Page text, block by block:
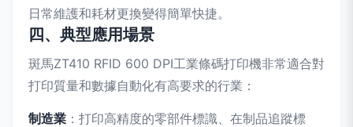
日常維護和耗材更換變得簡單快捷。
四、典型應用場景
斑馬ZT410 RFID 600 DPI工業條碼打印機非常適合對
打印質量和數據自動化有高要求的行業：
制造業 ：打印高精度的零部件標識、在制品追蹤標